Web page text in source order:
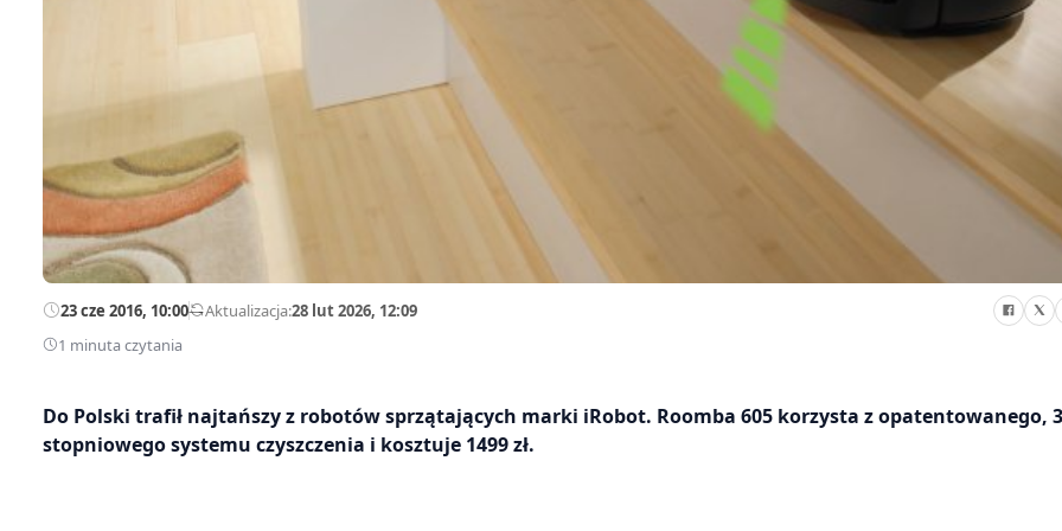
23 cze 2016, 10:00—Aktualizacja:28 lut 2026, 12:09
1 minuta czytania
Do Polski trafił najtańszy z robotów sprzątających marki iRobot. Roomba 605 korzysta z opatentowanego,
stopniowego systemu czyszczenia i kosztuje 1499 zł.